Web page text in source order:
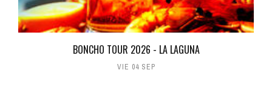
BONCHO TOUR 2026 - LA LAGUNA
VIE 04 SEP